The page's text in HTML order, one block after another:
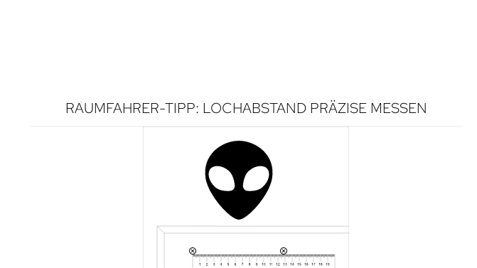
RAUMFAHRER-TIPP: LOCHABSTAND PRÄZISE MESSEN